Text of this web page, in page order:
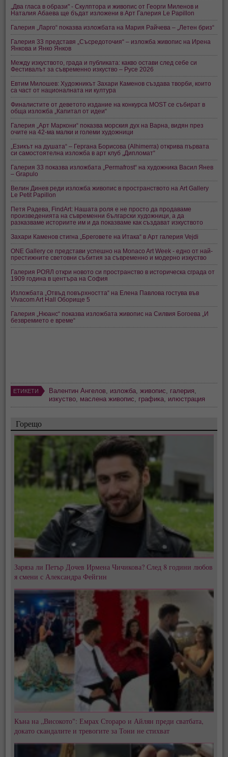
„Два гласа в образи" - Скулптора и живопис от Георги Миленов и
Наталия Абаева ще бъдат изложени в Арт Галерия Le Papillon
Галерия „Ларго“ показва изложбата на Мария Райчева – „Летен бриз“
Галерия 33 представя „Съсредоточия“ – изложба живопис на Ирена
Янкова и Янко Янков
Между изкуството, града и публиката: какво остави след себе си
Фестивалът за съвременно изкуство – Русе 2026
Евтим Милошев: Художникът Захари Каменов създава творби, които
са част от националната ни култура
Финалистите от деветото издание на конкурса MOST се събират в
обща изложба „Капитал от идеи“
Галерия „Арт Маркони“ показва морския дух на Варна, видян през
очите на 42-ма малки и големи художници
„Езикът на душата“ – Гергана Борисова (Alhimerra) открива първата
си самостоятелна изложба в арт клуб „Дипломат“
Галерия 33 показва изложбата „Permafrost“ на художника Васил Янев
– Grapulo
Велин Динев реди изложба живопис в пространството на Art Gallery
Le Petit Papillon
Петя Радева, FindArt: Нашата роля е не просто да продаваме
произведенията на съвременни български художници, а да
разказваме историите им и да показваме как създават изкуството
Захари Каменов стигна „Бреговете на Итака“ в Арт галерия Vejdi
ONE Gallery се представи успешно на Monaco Art Week - едно от най-
престижните световни събития за съвременно и модерно изкуство
Галерия РОЯЛ откри новото си пространство в историческа сграда от
1909 година в центъра на София
Изложбата „Отвъд повърхността“ на Елена Павлова гостува във
Vivacom Art Hall Оборище 5
Галерия „Нюанс“ показва изложбата живопис на Силвия Богоева „И
безвремието е време“
ЕТИКЕТИ Валентин Ангелов, изложба,живопис, галерия,
изкуство, маслена живопис, графика, илюстрация
Горещо
Заряза ли Петър Дочев Ирмена Чичикова? След 8 години любов
я смени с Александра Фейгин
Къна на „Високото": Емрах Стораро и Айлян преди сватбата,
докато скандалите и тревогите за Тони не стихват